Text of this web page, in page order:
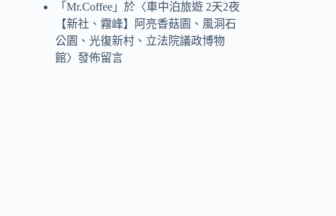
「Mr.Coffee 」於〈車中泊旅遊 2天2夜
【新社、霧峰】阿亮香菇園、風洞石
公園、光復新村、立法院議政博物
館〉發佈留言